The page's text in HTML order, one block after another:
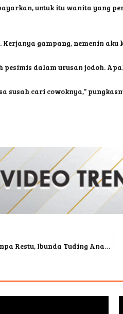
untuk itu wanita yang
gampang, nemenin
pesimis dalam urusan jodoh.
susah cari cowoknya,”
Arie Kriting Menikahi Indah Permatasari Tanpa Restu, Ibunda Tuding Anaknya Diguna-Guna